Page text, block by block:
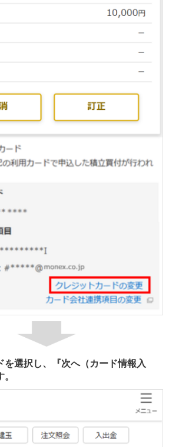
を選択し、『次へ（カード情報入